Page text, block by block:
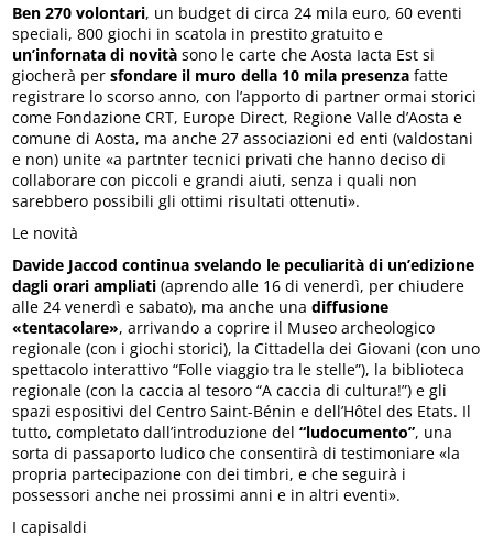
Ben 270 volontari, un budget di circa 24 mila euro, 60 eventi
speciali, 800 giochi in scatola in prestito gratuito e
un’infornata di novità sono le carte che Aosta Iacta Est si
giocherà persfondare il muro della 10 mila presenza fatte
registrare lo scorso anno, con l’apporto di partner ormai storici
come Fondazione CRT, Europe Direct, Regione Valle d’Aosta e
comune di Aosta, ma anche 27 associazioni ed enti (valdostani
e non) unite «a partnter tecnici privati che hanno deciso di
collaborare con piccoli e grandi aiuti, senza i quali non
sarebbero possibili gli ottimi risultati ottenuti».
Le novità
Davide Jaccod continua svelando le peculiarità di un’edizione
dagli orari ampliati (aprendo alle 16 di venerdì, per chiudere
alle 24 venerdì e sabato), ma anche unadiffusione
«tentacolare», arrivando a coprire il Museo archeologico
regionale (con i giochi storici), la Cittadella dei Giovani (con uno
spettacolo interattivo “Folle viaggio tra le stelle”), la biblioteca
regionale (con la caccia al tesoro “A caccia di cultura!”) e gli
spazi espositivi del Centro Saint-Bénin e dell’Hôtel des Etats. Il
tutto, completato dall’introduzione del“ludocumento”, una
sorta di passaporto ludico che consentirà di testimoniare «la
propria partecipazione con dei timbri, e che seguirà i
possessori anche nei prossimi anni e in altri eventi».
I capisaldi